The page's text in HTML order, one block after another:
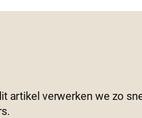
artikel verwerken we zo